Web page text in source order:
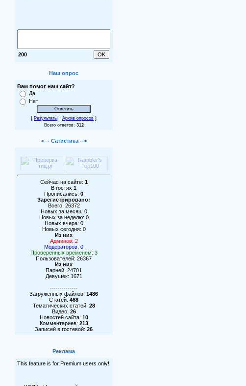
200
Наш опрос
Вам помог наш сайт?
Да
Нет
[ Результаты · Архив опросов ]
Всего ответов: 312
< -- Сатистика -->
Сейчас на сайте: 1
В гостях 1
Прописались: 0
Зарегистрировано:
Всего: 26372
Новых за месяц: 0
Новых за неделю: 0
Новых вчера: 0
Новых сегодня: 0
Из них
Админов: 2
Модераторов: 0
Проверенных временем: 3
Пользователей: 26367
Из них
Парней: 24701
Девушек: 1671
--------------
Загруженных файлов: 1486
Статей: 468
Тематических статей: 28
Видео: 26
Новостей сайта: 10
Комментариев: 213
Записей в гостевой: 26
Реклама
This feature is for Premium users only!